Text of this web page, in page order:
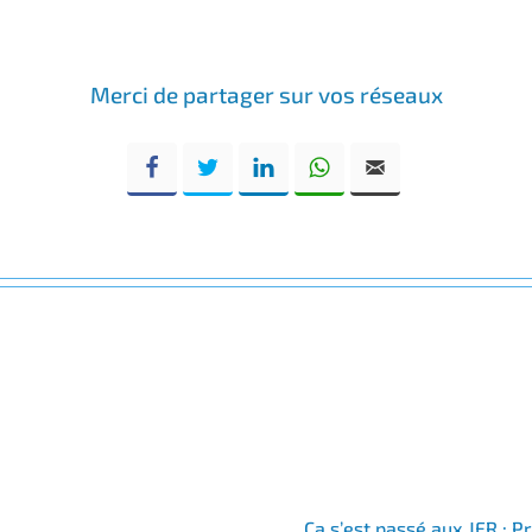
Merci de partager sur vos réseaux
Facebook Twitter LinkedIn WhatsApp